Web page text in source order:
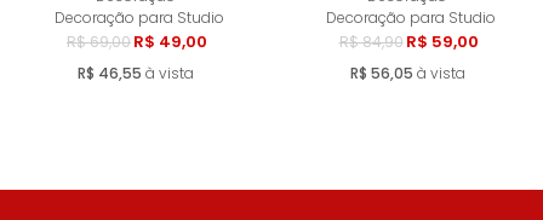
Decoração para Studio
R$ 69,00R$ 49,00
R$ 46,55 à vista
Esgotado
Decoração para Studio
R$ 84,90 R$ 59,00
R$ 56,05 à vista